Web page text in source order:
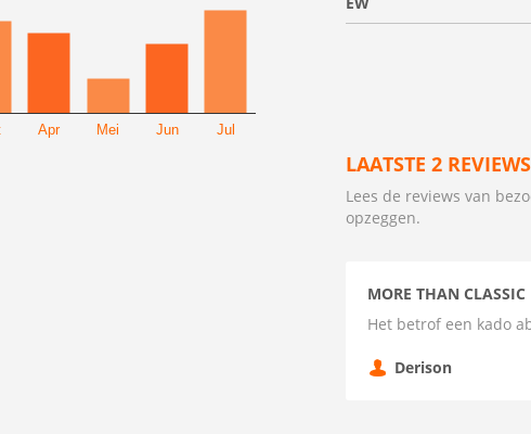
Apr Mei Jun Jul
LAATSTE 2 REVIEWS
Lees de reviews van
opzeggen.
MORE THAN CLASSIC
Het betrof een kado
Derison